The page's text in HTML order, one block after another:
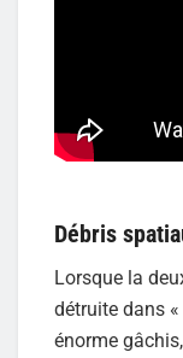
Débris
Lorsque la
détruite dans
énorme